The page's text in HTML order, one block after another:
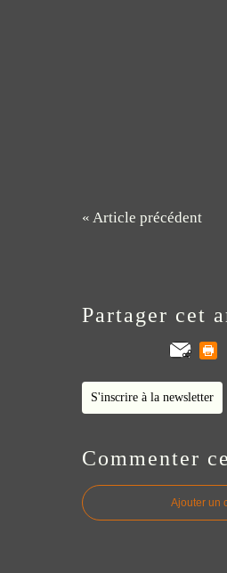
« Article précédent
Partager cet
S'inscrire à la newsletter
Commenter
Ajouter un